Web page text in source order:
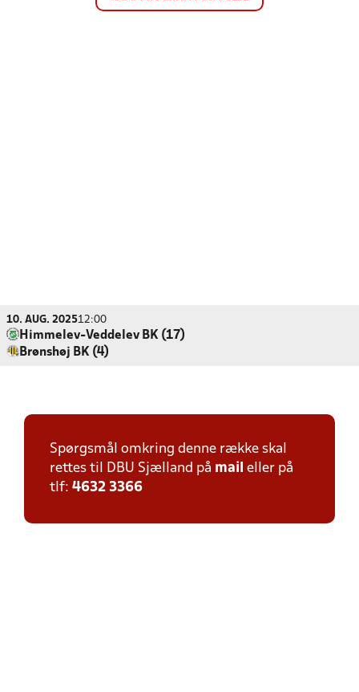
10. AUG. 202512:00
Himmelev-Veddelev BK (17)
Brønshøj BK (4)
Spørgsmål omkring denne række skal
rettes til DBU Sjælland på mail eller på
tlf: 4632 3366